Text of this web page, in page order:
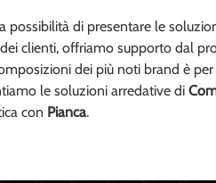
di presentare le
clienti, offriamo supporto dal
dei più noti brand è
le soluzioni arredative di
con Pianca.